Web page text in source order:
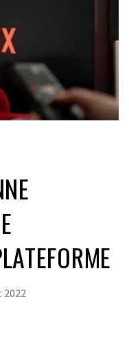
2022